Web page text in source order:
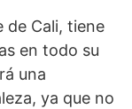
de Cali, tiene
en todo su
una
ya que no